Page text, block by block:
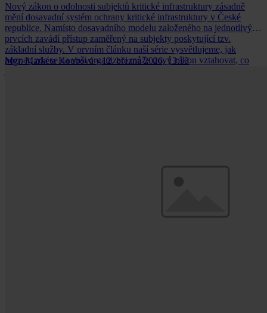
Nový zákon o odolnosti subjektů kritické infrastruktury zásadně
mění dosavadní systém ochrany kritické infrastruktury v České
republice. Namísto dosavadního modelu založeného na jednotlivých
prvcích zavádí přístup zaměřený na subjekty poskytující tzv.
základní služby. V prvním článku naší série vysvětlujeme, jak
poznat, zda se na vaši organizaci může nový zákon vztahovat, co
Mgr. Markéta Koubová • 12. března 2026, 13:13